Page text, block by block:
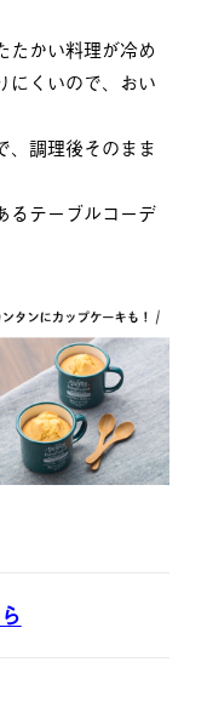
たかい料理が冷め
にくいので、おい
、調理後そのまま
るテーブルコーデ